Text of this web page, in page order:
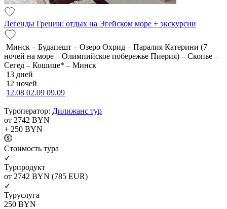
Легенды Греции: отдых на Эгейском море + экскурсии
Минск – Будапешт – Озеро Охрид – Паралия Катерини (7
ночей на море – Олимпийское побережье Пиерия) – Скопье –
Сегед – Кошице* – Минск
13 дней
12 ночей
12.08 02.09 09.09
Туроператор: Дилижанс тур
от 2742 BYN
+ 250 BYN
Cтоимость тура
✓
Турпродукт
от 2742 BYN (785 EUR)
✓
Туруслуга
250 BYN